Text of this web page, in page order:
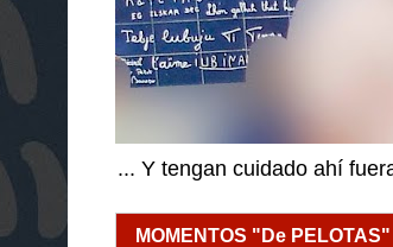
... Y tengan cuidado ahí
MOMENTOS "De PELOTAS"